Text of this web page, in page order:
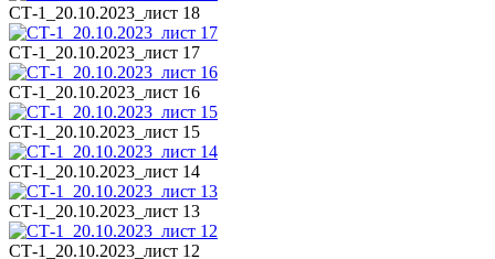
СТ-1_20.10.2023_лист 18
СТ-1_20.10.2023_лист 17
СТ-1_20.10.2023_лист 16
СТ-1_20.10.2023_лист 15
СТ-1_20.10.2023_лист 14
СТ-1_20.10.2023_лист 13
СТ-1_20.10.2023_лист 12